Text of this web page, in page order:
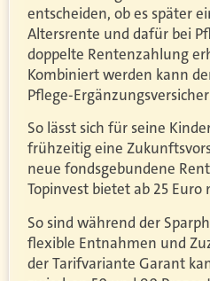
entscheiden, ob es später
Altersrente und dafür bei
doppelte Rentenzahlung
Kombiniert werden kann
Pflege-
So lässt sich für seine
frühzeitig eine
neue fondsgebundene
Topinvest bietet ab 25
So sind während der
flexible Entnahmen und
der Tarifvariante Garant